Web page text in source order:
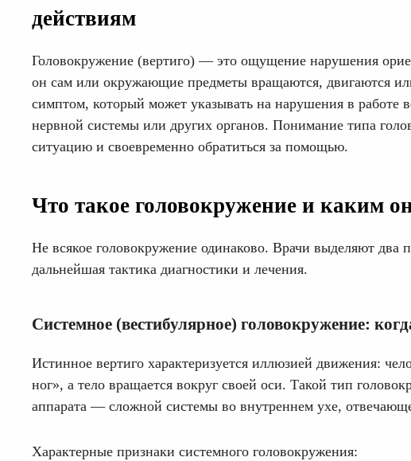
действиям
Головокружение (вертиго) — это ощущение нарушения
он сам или окружающие предметы вращаются, двигаются
симптом, который может указывать на нарушения в работе
нервной системы или других органов. Понимание типа
ситуацию и своевременно обратиться за помощью.
Что такое головокружение и каким
Не всякое головокружение одинаково. Врачи выделяют два
дальнейшая тактика диагностики и лечения.
Системное (вестибулярное) головокружение:
Истинное вертиго характеризуется иллюзией движения:
ног», а тело вращается вокруг своей оси. Такой тип
аппарата — сложной системы во внутреннем ухе,
Характерные признаки системного головокружения: